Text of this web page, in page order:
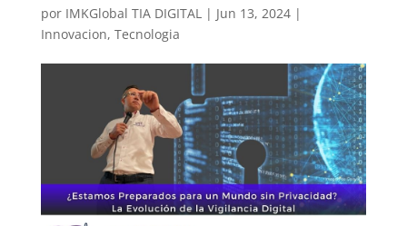
por IMKGlobal TIA DIGITAL| Jun 13, 2024|
Innovacion, Tecnologia